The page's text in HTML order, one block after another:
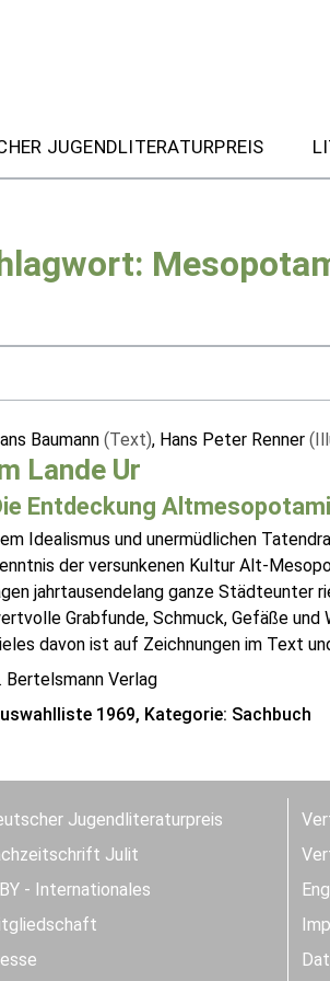
JUGENDLITERATURPREIS
Baumann (Text), Hans Peter Renner
Lande Ur
Entdeckung
Idealismus und unermüdlichen
der versunkenen Kultur Alt-
jahrtausendelang ganze Städteunter
Grabfunde, Schmuck, Gefäße
davon ist auf Zeichnungen im Text
Bertelsmann Verlag
1969, Kategorie: Sachbuch
Jugendliteraturpreis
Julit
- Internationales